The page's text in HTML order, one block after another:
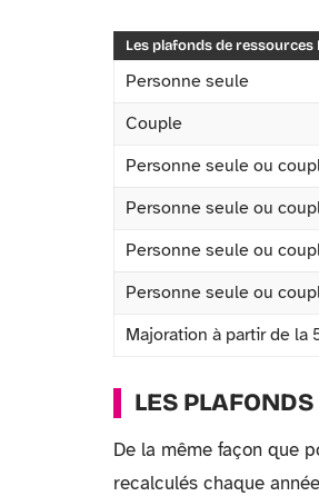
Les plafonds de ressources
Personne seule
Couple
Personne seule ou
Personne seule ou
Personne seule ou
Personne seule ou
Majoration à partir de la
LES
De la même façon que
recalculés chaque